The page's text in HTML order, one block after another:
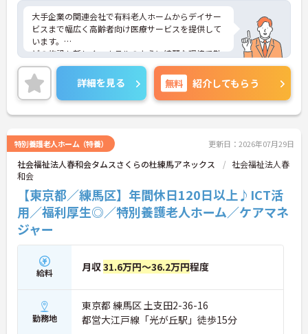
大手企業の関連会社で有料老人ホームからデイサー
ビスまで幅広く高齢者向け医療サービスを提供して
います。
どの施設も新しく、ホテルのように綺麗な環境で勤
務が出来ます。また、個人のキャリアプランに合わ
せてスムーズに成長が出来るような、きめ細やかな
研修制度も魅力の一つ。
ご興味のある方はぜひお気軽にお問い合わせくださ
い。
詳細を見る 無料 紹介してもらう
特別養護老人ホーム（特養） 更新日：2026年07月29日
社会福祉法人春和会タムスさくらの杜練馬アネックス
社会福祉法人春
和会
【東京都／練馬区】年間休日120日以上♪ICT活
用／福利厚生◎／特別養護老人ホーム／ケアマネ
ジャー
給料 月収31.6万円～36.2万円程度
勤務地
東京都 練馬区 土支田2-36-16
都営大江戸線「光が丘駅」徒歩15分